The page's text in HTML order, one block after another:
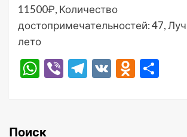
11500₽, Количество
достопримечательностей: 47,
лето
WhatsApp
ViberTelegram
VK
Поиск